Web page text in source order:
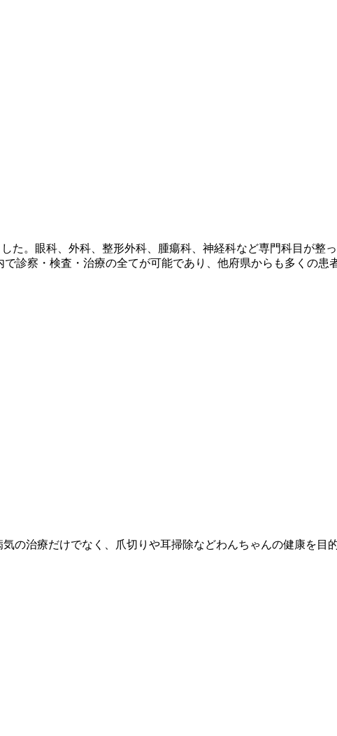
た。眼科、外科、整形外科、腫瘍科、神経科など専門科目が整
診察・検査・治療の全てが可能であり、他府県からも多くの患
の治療だけでなく、爪切りや耳掃除などわんちゃんの健康を